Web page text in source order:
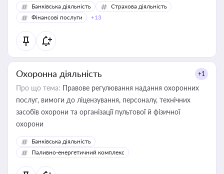
Банківська діяльність
Страхова діяльність
Фінансові послуги
+13
Охоронна діяльність +1
Про що тема: Правове регулювання надання охоронних
послуг, вимоги до ліцензування, персоналу, технічних
засобів охорони та організації пультової й фізичної
охорони
Банківська діяльність
Паливно-енергетичний комплекс